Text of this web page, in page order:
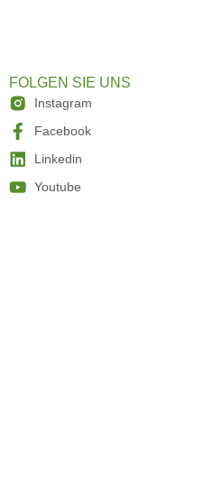
FOLGEN SIE UNS
Instagram
Facebook
Linkedin
Youtube